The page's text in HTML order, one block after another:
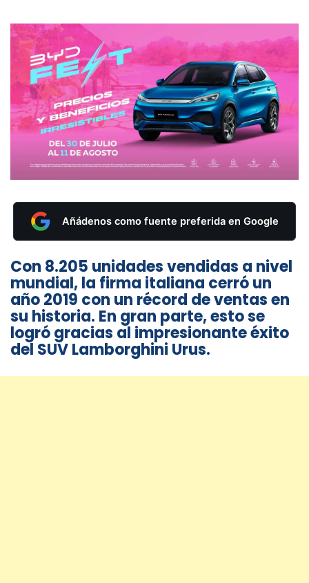
Añádenos como fuente preferida en Google
Con 8.205 unidades vendidas a nivel
mundial, la firma italiana cerró un
año 2019 con un récord de ventas en
su historia. En gran parte, esto se
logró gracias al impresionante éxito
del SUV Lamborghini Urus.